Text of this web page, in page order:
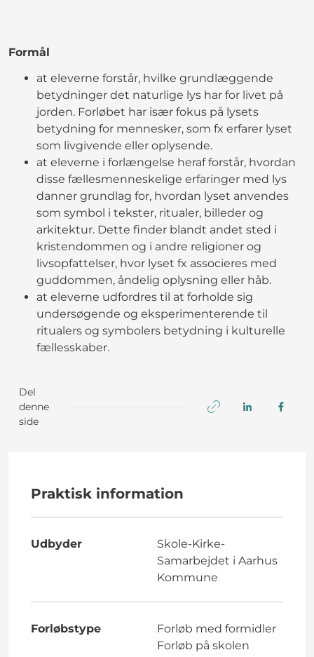
Formål
at eleverne forstår, hvilke grundlæggende
betydninger det naturlige lys har for livet på
jorden. Forløbet har især fokus på lysets
betydning for mennesker, som fx erfarer lyset
som livgivende eller oplysende.
at eleverne i forlængelse heraf forstår, hvordan
disse fællesmenneskelige erfaringer med lys
danner grundlag for, hvordan lyset anvendes
som symbol i tekster, ritualer, billeder og
arkitektur. Dette finder blandt andet sted i
kristendommen og i andre religioner og
livsopfattelser, hvor lyset fx associeres med
guddommen, åndelig oplysning eller håb.
at eleverne udfordres til at forholde sig
undersøgende og eksperimenterende til
ritualers og symbolers betydning i kulturelle
fællesskaber.
Del
denne
side
Praktisk information
Udbyder
Skole-Kirke-
Samarbejdet i Aarhus
Kommune
Forløbstype
Forløb med formidler
Forløb på skolen